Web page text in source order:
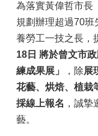
為落實黃偉哲市長
規劃辦理超過70
養勞工一技之長，
18日 將於曾文市
練成果展」
，除展
花藝、烘焙、植栽
採線上報名 ，誠
藝。